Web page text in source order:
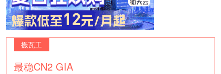
搬瓦工
最稳CN2 GIA